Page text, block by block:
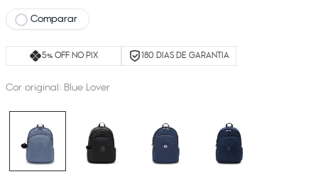
Comparar
5% OFF NO PIX 180 DIAS DE GARANTIA
Cor original: Blue Lover